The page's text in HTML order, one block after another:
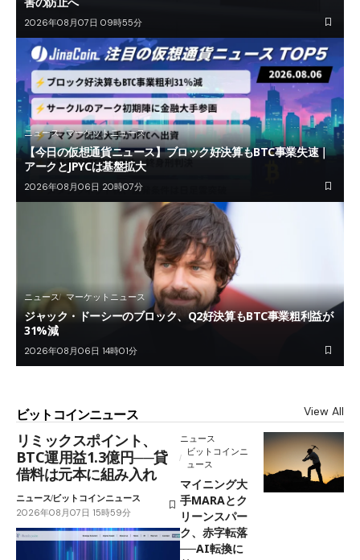
2026年08月07日 09時55分
ニュース マーケットニュース
【今日の仮想通貨ニュース】ブロック好決算もBTC事業失速｜
アークとJPYCは基盤拡大
2026年08月06日 20時07分
ニュース マーケットニュース
ジャック・ドーシーのブロック、Q2好決算もBTC事業粗利益が
31%減
2026年08月06日 14時01分
ビットコインニュース View All
リミックスポイント、
BTC運用益1.3億円──貸
借料は元本に組み入れ
ニュースビットコインニュース
2026年08月07日 15時59分
ニュース
ビットコインニ
ュース
マイニング大
手MARAとク
リーンスパー
ク、赤字転落
──AI転換に